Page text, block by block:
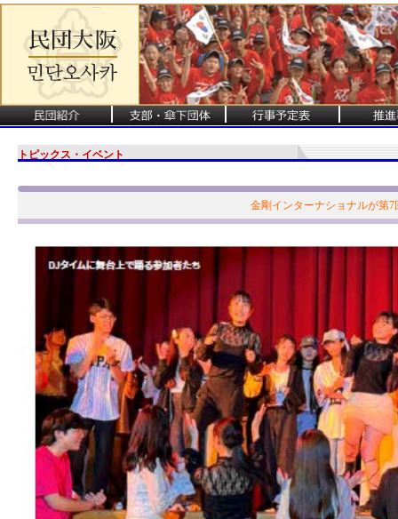
トピックス・イベント
金剛インターナショナルが第